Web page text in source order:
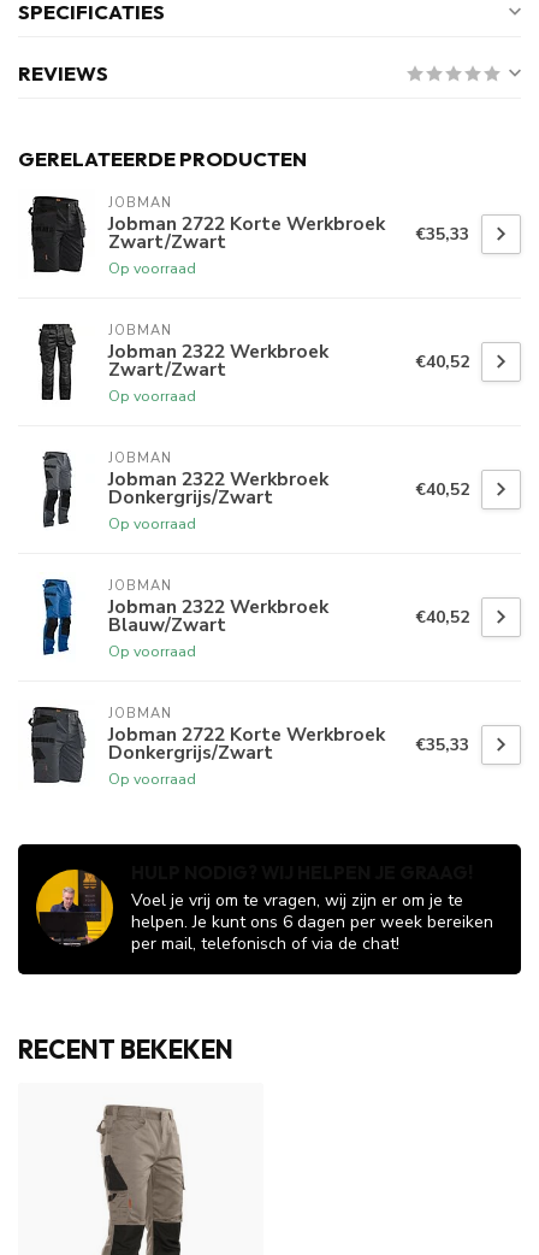
SPECIFICATIES
REVIEWS
GERELATEERDE PRODUCTEN
JOBMAN
Jobman 2722 Korte Werkbroek
Zwart/Zwart
Op voorraad
€35,33
JOBMAN
Jobman 2322 Werkbroek
Zwart/Zwart
Op voorraad
€40,52
JOBMAN
Jobman 2322 Werkbroek
Donkergrijs/Zwart
Op voorraad
€40,52
JOBMAN
Jobman 2322 Werkbroek
Blauw/Zwart
Op voorraad
€40,52
JOBMAN
Jobman 2722 Korte Werkbroek
Donkergrijs/Zwart
Op voorraad
€35,33
Voel je vrij om te vragen, wij zijn er om je te
helpen. Je kunt ons 6 dagen per week bereiken
per mail, telefonisch of via de chat!
RECENT BEKEKEN